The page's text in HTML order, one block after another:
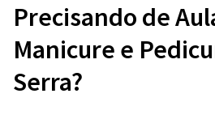
Precisando de
Manicure e
Serra?